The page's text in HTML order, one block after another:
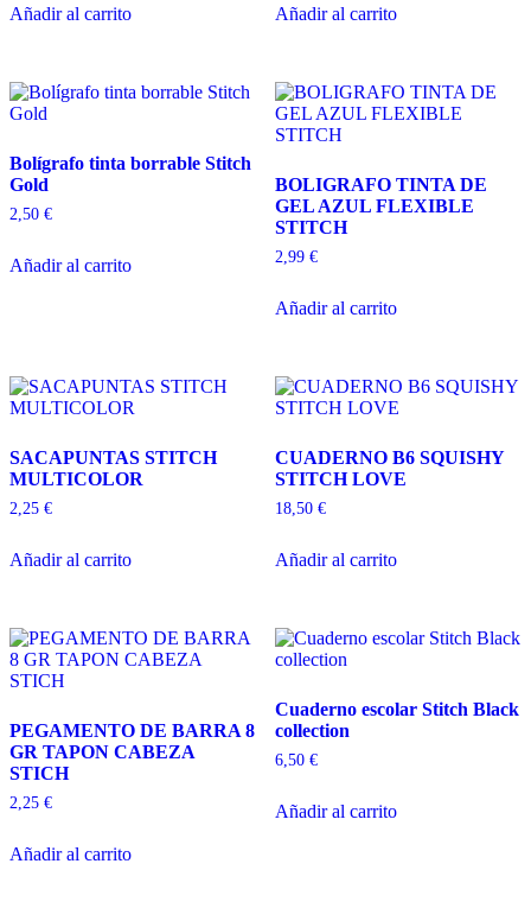
Añadir al carrito Añadir al carrito
Bolígrafo tinta borrable Stitch
Gold
2,50 €
Añadir al carrito
BOLIGRAFO TINTA DE
GEL AZUL FLEXIBLE
STITCH
2,99 €
Añadir al carrito
SACAPUNTAS STITCH
MULTICOLOR
2,25 €
Añadir al carrito
CUADERNO B6 SQUISHY
STITCH LOVE
18,50 €
Añadir al carrito
PEGAMENTO DE BARRA 8
GR TAPON CABEZA
STICH
2,25 €
Añadir al carrito
Cuaderno escolar Stitch Black
collection
6,50 €
Añadir al carrito